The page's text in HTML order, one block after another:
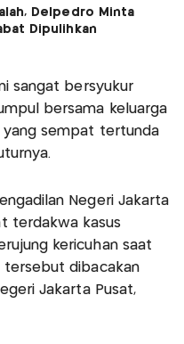
Delpedro Minta
Dipulihkan
sangat bersyukur
bersama keluarga
sempat tertunda
Negeri Jakarta
terdakwa kasus
kericuhan saat
tersebut dibacakan
Jakarta Pusat,